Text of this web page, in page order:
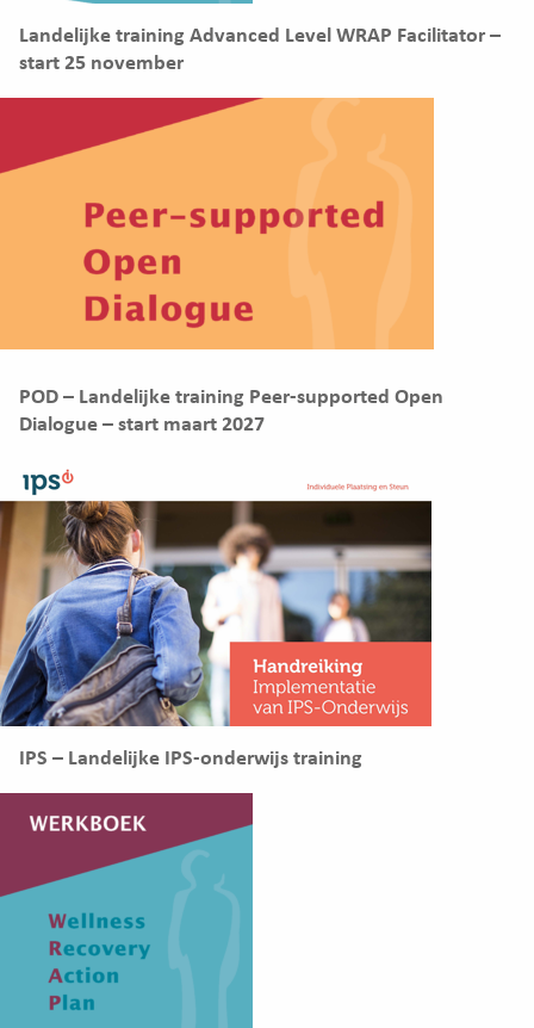
Landelijke training Advanced Level WRAP Facilitator –
start 25 november
POD – Landelijke training Peer-supported Open
Dialogue – start maart 2027
IPS – Landelijke IPS-onderwijs training